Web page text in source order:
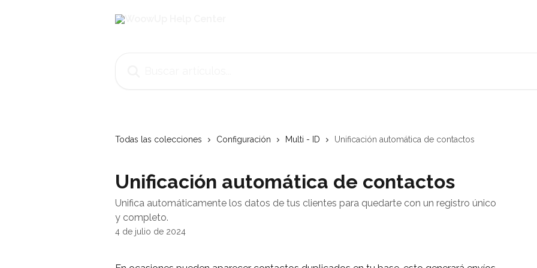
Todas las colecciones Configuración Multi - ID Unificación automática de contactos
Unificación automática de contactos
Unifica automáticamente los datos de tus clientes para quedarte con un registro único
y completo.
4 de julio de 2024